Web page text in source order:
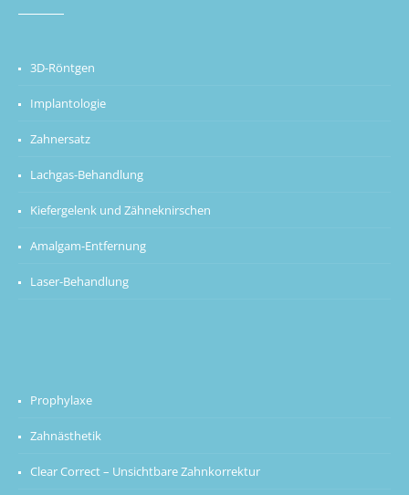
3D-Röntgen
Implantologie
Zahnersatz
Lachgas-Behandlung
Kiefergelenk und Zähneknirschen
Amalgam-Entfernung
Laser-Behandlung
Prophylaxe
Zahnästhetik
Clear Correct – Unsichtbare Zahnkorrektur